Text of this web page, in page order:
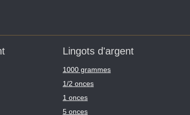
Lingots d'argent
1000 grammes
1/2 onces
1 onces
5 onces